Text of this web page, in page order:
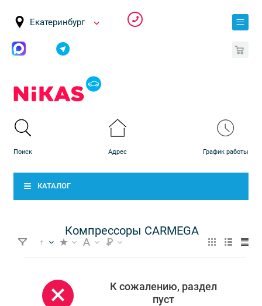
Екатеринбург
КАТАЛОГ
Компрессоры CARMEGA
К сожалению, раздел
пуст